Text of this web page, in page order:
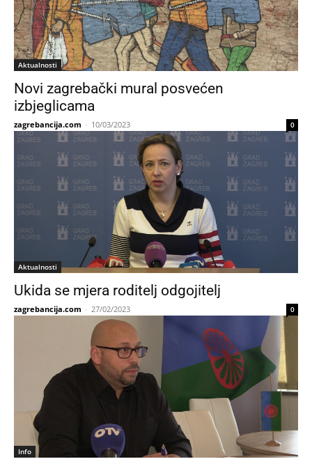
Aktualnosti
Novi zagrebački mural posvećen
izbjeglicama
zagrebancija.com - 10/03/2023 0
Aktualnosti
Ukida se mjera roditelj odgojitelj
zagrebancija.com - 27/02/2023 0
Info